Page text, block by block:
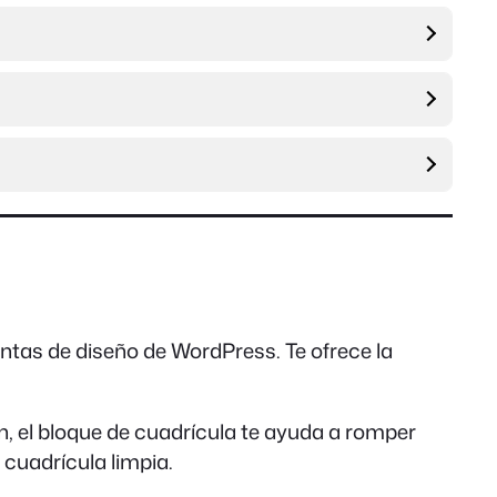
de diseño de WordPress. Te ofrece la
el bloque de cuadrícula te ayuda a romper
limpia.